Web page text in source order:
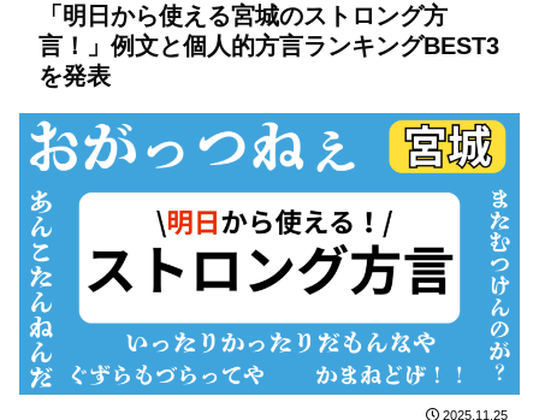
「明日から使える宮城のストロング方
言！」例文と個人的方言ランキングBEST3
を発表
2025.11.25